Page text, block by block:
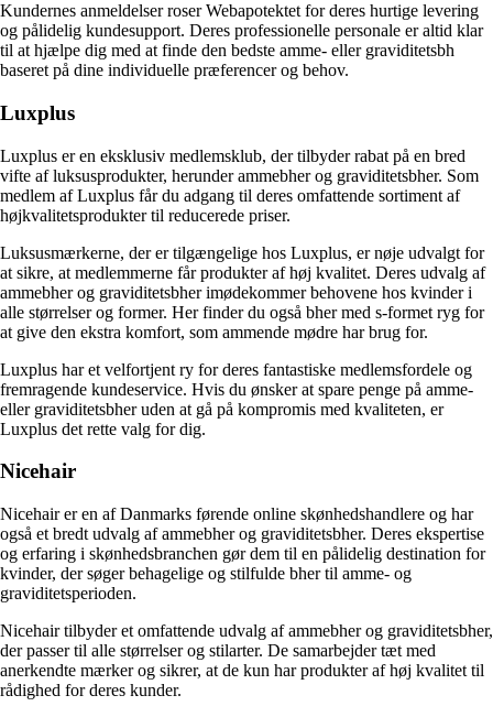
Kundernes anmeldelser roser Webapotektet for deres hurtige levering
og pålidelig kundesupport. Deres professionelle personale er altid klar
til at hjælpe dig med at finde den bedste amme- eller graviditetsbh
baseret på dine individuelle præferencer og behov.
Luxplus
Luxplus er en eksklusiv medlemsklub, der tilbyder rabat på en bred
vifte af luksusprodukter, herunder ammebher og graviditetsbher. Som
medlem af Luxplus får du adgang til deres omfattende sortiment af
højkvalitetsprodukter til reducerede priser.
Luksusmærkerne, der er tilgængelige hos Luxplus, er nøje udvalgt for
at sikre, at medlemmerne får produkter af høj kvalitet. Deres udvalg af
ammebher og graviditetsbher imødekommer behovene hos kvinder i
alle størrelser og former. Her finder du også bher med s-formet ryg for
at give den ekstra komfort, som ammende mødre har brug for.
Luxplus har et velfortjent ry for deres fantastiske medlemsfordele og
fremragende kundeservice. Hvis du ønsker at spare penge på amme-
eller graviditetsbher uden at gå på kompromis med kvaliteten, er
Luxplus det rette valg for dig.
Nicehair
Nicehair er en af Danmarks førende online skønhedshandlere og har
også et bredt udvalg af ammebher og graviditetsbher. Deres ekspertise
og erfaring i skønhedsbranchen gør dem til en pålidelig destination for
kvinder, der søger behagelige og stilfulde bher til amme- og
graviditetsperioden.
Nicehair tilbyder et omfattende udvalg af ammebher og graviditetsbher,
der passer til alle størrelser og stilarter. De samarbejder tæt med
anerkendte mærker og sikrer, at de kun har produkter af høj kvalitet til
rådighed for deres kunder.